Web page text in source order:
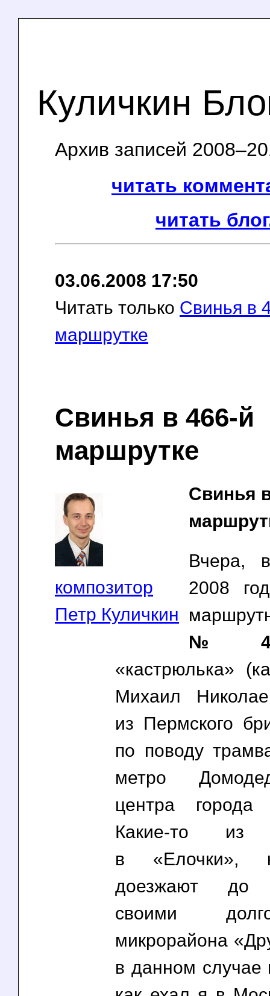
Куличкин
Архив записей
читать
читать
03.06.2008 17:50
Читать только Свинья в
маршрутке
Свинья в 466-й
маршрутке
композитор
Петр Куличкин
Свинья
Вчера,
2008
«кастрюлька»
Михаил
из Пермского
по поводу
метро
центра города
Какие-то
в «Елочки»,
доезжают до
своими
микрорайона
в данном случае